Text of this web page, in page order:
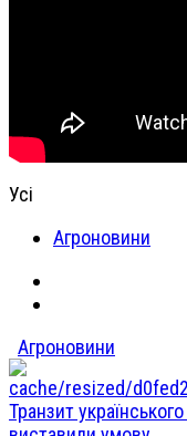
Усі
Агроновини
Агроновини
Транзит